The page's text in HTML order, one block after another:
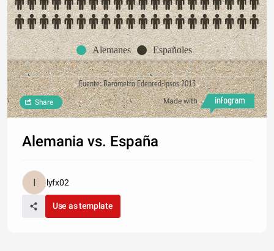
Alemanes Españoles
Fuente: Barómetro Edenred-Ipsos 2013
Made with
Share
Alemania vs. España
lyfx02
Use as template